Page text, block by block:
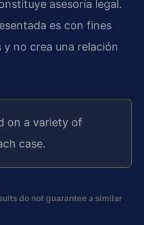
asesoría legal.
es con fines
no crea una relación
on a variety of
case.
do not guarantee a similar